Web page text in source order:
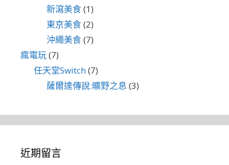
新瀉美食(1)
東京美食(2)
沖繩美食(7)
瘋電玩(7)
任天堂Switch(7)
薩爾達傳說:曠野之息 (3)
近期留言